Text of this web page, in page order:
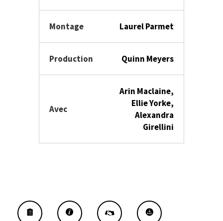
Montage Laurel Parmet
Production Quinn Meyers
Avec
Arin Maclaine,
Ellie Yorke,
Alexandra
Girellini